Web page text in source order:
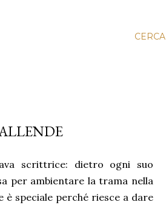
CERCA
scrittrice: dietro ogni suo
per ambientare la trama nella
speciale perché riesce a dare